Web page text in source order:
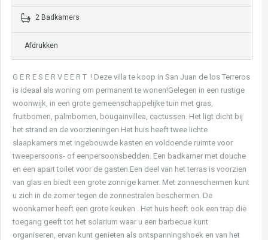
2 Badkamers
Afdrukken
G E R E S E R V E E R T ! Deze villa te koop in San Juan de los Terreros
is ideaal als woning om permanent te wonen!Gelegen in een rustige
woonwijk, in een grote gemeenschappelijke tuin met gras,
fruitbomen, palmbomen, bougainvillea, cactussen. Het ligt dicht bij
het strand en de voorzieningen.Het huis heeft twee lichte
slaapkamers met ingebouwde kasten en voldoende ruimte voor
tweepersoons- of eenpersoonsbedden. Een badkamer met douche
en een apart toilet voor de gasten.Een deel van het terras is voorzien
van glas en biedt een grote zonnige kamer. Met zonneschermen kunt
u zich in de zomer tegen de zonnestralen beschermen. De
woonkamer heeft een grote keuken . Het huis heeft ook een trap die
toegang geeft tot het solarium waar u een barbecue kunt
organiseren, ervan kunt genieten als ontspanningshoek en van het